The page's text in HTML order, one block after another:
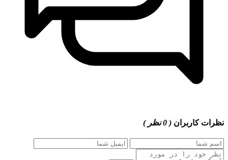
نظرات کاربران ( 0 نظر )